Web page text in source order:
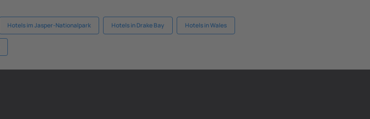
Hotels im Jasper-Nationalpark Hotels in Drake Bay Hotels in Wales